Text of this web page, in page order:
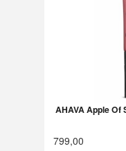
AHAVA Apple Of
799,00